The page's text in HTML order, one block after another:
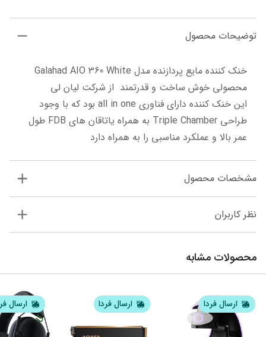
توضیحات محصول
عمر بالا و عملکرد مناسبی را به همراه دارد
مشخصات محصول
نظر کاربران
محصولات مشابه
ارسال فردا ارسال فردا ارسال